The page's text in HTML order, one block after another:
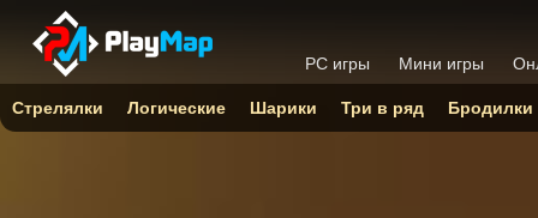
PC игры Мини игры
Стрелялки Логические Шарики Три в ряд Бродилки